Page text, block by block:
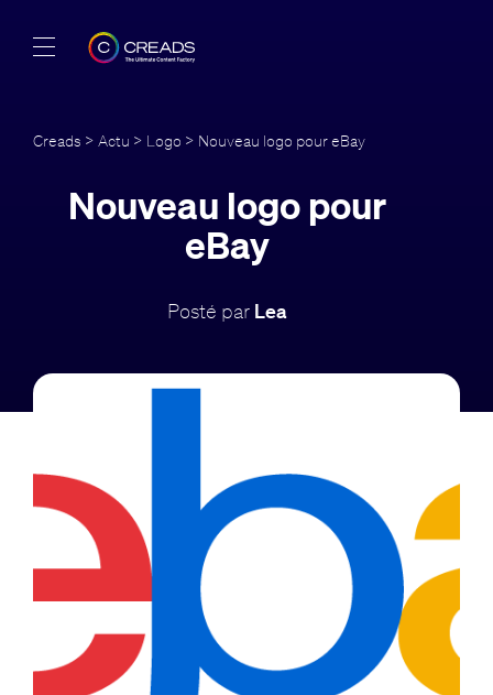
À propos
Creads > Actu > Logo > Nouveau logo pour eBay
Nouveau logo pour
eBay
Posté par Lea